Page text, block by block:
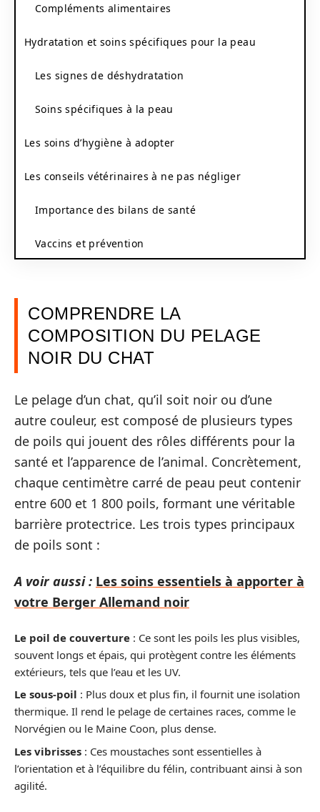
Compléments alimentaires
Hydratation et soins spécifiques pour la peau
Les signes de déshydratation
Soins spécifiques à la peau
Les soins d’hygiène à adopter
Les conseils vétérinaires à ne pas négliger
Importance des bilans de santé
Vaccins et prévention
COMPRENDRE LA
COMPOSITION DU PELAGE
NOIR DU CHAT
Le pelage d’un chat, qu’il soit noir ou d’une
autre couleur, est composé de plusieurs types
de poils qui jouent des rôles différents pour la
santé et l’apparence de l’animal. Concrètement,
chaque centimètre carré de peau peut contenir
entre 600 et 1 800 poils, formant une véritable
barrière protectrice. Les trois types principaux
de poils sont :
A voir aussi : Les soins essentiels à apporter à
votre Berger Allemand noir
Le poil de couverture : Ce sont les poils les plus visibles,
souvent longs et épais, qui protègent contre les éléments
extérieurs, tels que l’eau et les UV.
Le sous-poil : Plus doux et plus fin, il fournit une isolation
thermique. Il rend le pelage de certaines races, comme le
Norvégien ou le Maine Coon, plus dense.
Les vibrisses : Ces moustaches sont essentielles à
l’orientation et à l’équilibre du félin, contribuant ainsi à son
agilité.